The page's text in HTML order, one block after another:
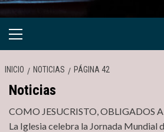
Menú
INICIO NOTICIAS PÁGINA 42
Noticias
COMO JESUCRISTO, OBLIGADOS
La Iglesia celebra la Jornada Mundial